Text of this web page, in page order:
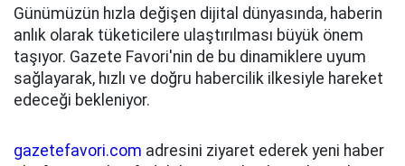
Günümüzün hızla değişen dijital dünyasında, haberin
anlık olarak tüketicilere ulaştırılması büyük önem
taşıyor. Gazete Favori'nin de bu dinamiklere uyum
sağlayarak, hızlı ve doğru habercilik ilkesiyle hareket
edeceği bekleniyor.
gazetefavori.com adresini ziyaret ederek yeni haber